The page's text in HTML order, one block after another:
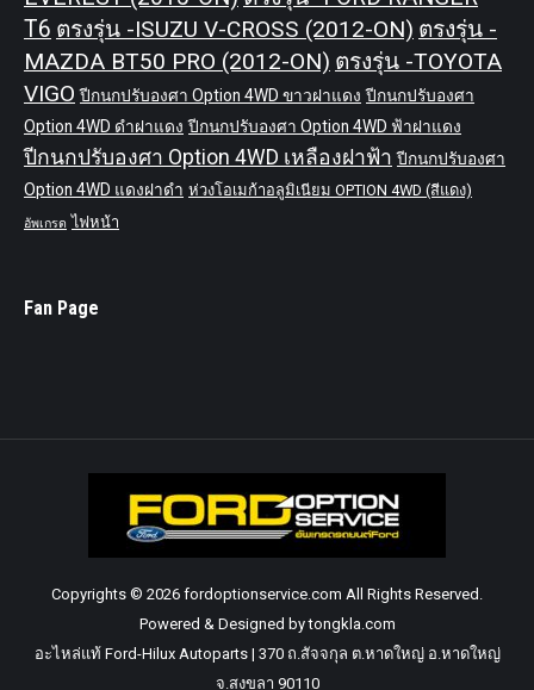
T6 ตรงรุ่น -ISUZU V-CROSS (2012-ON) ตรงรุ่น -
MAZDA BT50 PRO (2012-ON) ตรงรุ่น -TOYOTA
VIGO ปีกนกปรับองศา Option 4WD ขาวฝาแดง ปีกนกปรับองศา
Option 4WD ดำฝาแดง ปีกนกปรับองศา Option 4WD ฟ้าฝาแดง
ปีกนกปรับองศา Option 4WD เหลืองฝาฟ้า ปีกนกปรับองศา
Option 4WD แดงฝาดำ ห่วงโอเมก้าอลูมิเนียม OPTION 4WD (สีแดง)
อัพเกรด ไฟหน้า
Fan Page
Copyrights © 2026 fordoptionservice.com All Rights Reserved.
Powered & Designed by tongkla.com
อะไหล่แท้ Ford-Hilux Autoparts | 370 ถ.สัจจกุล ต.หาดใหญ่ อ.หาดใหญ่
จ.สงขลา 90110